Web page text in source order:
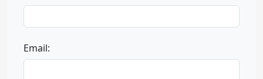
Email: